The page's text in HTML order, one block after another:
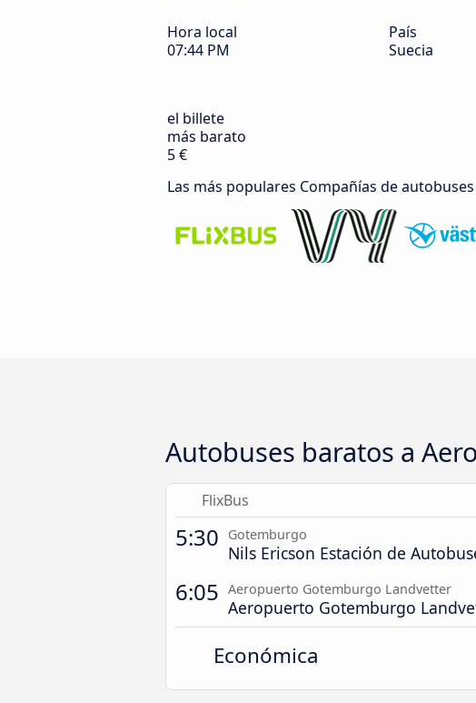
Hora local
07:44 PM
País
Suecia
el billete
más barato
5 €
Las más populares Compañías de autobuses
Autobuses baratos a
FlixBus
5:30 Gotemburgo
Nils Ericson Estación de
6:05 Aeropuerto Gotemburgo Landvetter
Aeropuerto Gotemburgo
Económica